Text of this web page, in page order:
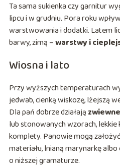
Ta sama sukienka czy garnitur
lipcu i w grudniu. Pora roku
warstwowania i dodatki. Latem
barwy, zimą –warstwy i
Wiosna i lato
Przy wyższych temperaturach
jedwab, cienką wiskozę, lżejszą
Dla pań dobrze działają
lub stonowanych wzorach,
komplety. Panowie mogą
materiału, lnianą marynarkę
o niższej gramaturze.